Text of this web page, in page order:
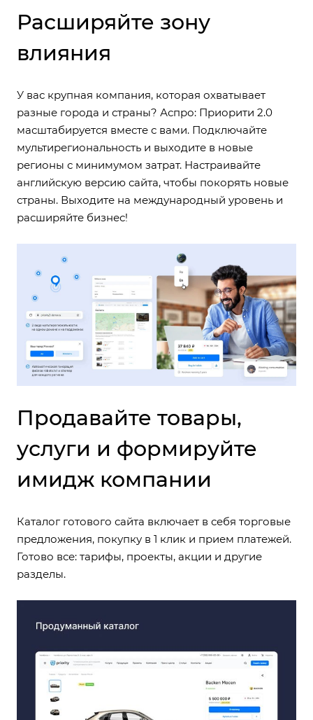
Расширяйте зону
влияния
У вас крупная компания, которая охватывает
разные города и страны? Аспро: Приорити 2.0
масштабируется вместе с вами. Подключайте
мультирегиональность и выходите в новые
регионы с минимумом затрат. Настраивайте
английскую версию сайта, чтобы покорять новые
страны. Выходите на международный уровень и
расширяйте бизнес!
Продавайте товары,
услуги и формируйте
имидж компании
Каталог готового сайта включает в себя торговые
предложения, покупку в 1 клик и прием платежей.
Готово все: тарифы, проекты, акции и другие
разделы.